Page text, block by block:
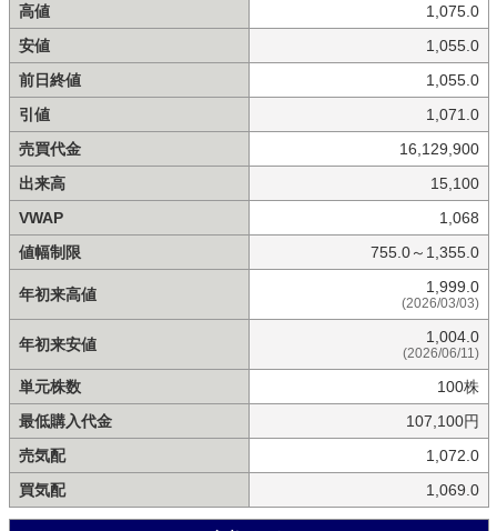
高値
1,075.0
安値
1,055.0
前日終値
1,055.0
引値
1,071.0
売買代金
16,129,900
出来高
15,100
VWAP
1,068
値幅制限
755.0～1,355.0
年初来高値 1,999.0
(2026/03/03)
年初来安値 1,004.0
(2026/06/11)
単元株数
100株
最低購入代金
107,100円
売気配
1,072.0
買気配
1,069.0